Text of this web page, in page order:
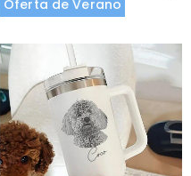
Oferta de Verano